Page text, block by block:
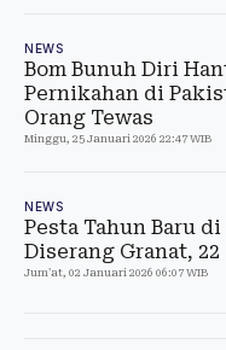
NEWS
Bom Bunuh Diri
Pernikahan di
Orang Tewas
Minggu, 25 Januari 2026 22:47 WIB
NEWS
Pesta Tahun Baru
Diserang Granat,
Jum'at, 02 Januari 2026 06:07 WIB